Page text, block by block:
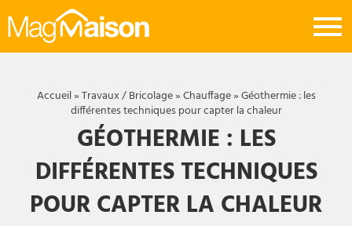
Mag
Maison
Accueil»Travaux / Bricolage»Chauffage»Géothermie : les
différentes techniques pour capter la chaleur
GÉOTHERMIE : LES
DIFFÉRENTES TECHNIQUES
POUR CAPTER LA CHALEUR